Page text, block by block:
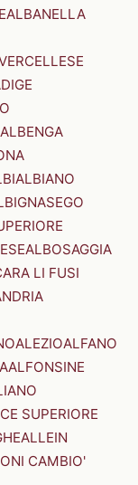
ALBANELLA
ALBENGA
ALBIANO
ALBOSAGGIA
LI FUSI
ALEZIOALFANO
ALFONSINE
SUPERIORE
ALLEIN
CAMBIO'